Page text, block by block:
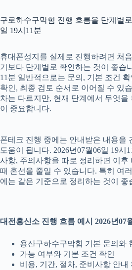
구로하수구막힘 진행 흐름을 단계별
일 19시11분
휴대폰성지를 실제로 진행하려면 처
기보다 단계별로 확인하는 것이 좋습
11분 일반적으로는 문의, 기본 조건
확인, 최종 검토 순서로 이어질 수 있
차는 다르지만, 현재 단계에서 무엇을
이 중요합니다.
폰테크 진행 중에는 안내받은 내용을
도움이 됩니다. 2026년07월06일 19시
사항, 주의사항을 따로 정리하면 이후
때 혼선을 줄일 수 있습니다. 특히 여
에는 같은 기준으로 정리하는 것이 좋
대전흥신소 진행 흐름 예시 2026년07
용산구하수구막힘 기본 문의와
가능 여부와 기본 조건 확인
비용, 기간, 절차, 준비사항 안내